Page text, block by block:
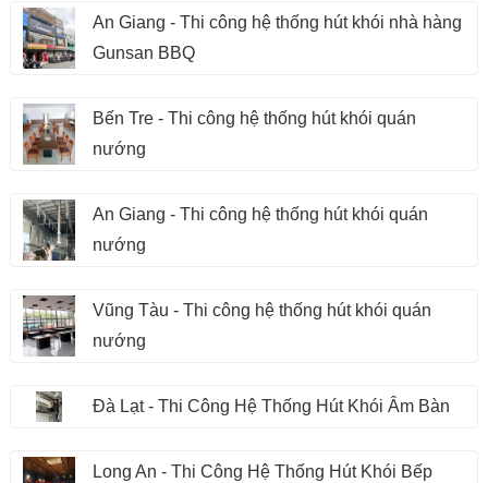
An Giang - Thi công hệ thống hút khói nhà hàng
Gunsan BBQ
Bến Tre - Thi công hệ thống hút khói quán
nướng
An Giang - Thi công hệ thống hút khói quán
nướng
Vũng Tàu - Thi công hệ thống hút khói quán
nướng
Đà Lạt - Thi Công Hệ Thống Hút Khói Âm Bàn
Long An - Thi Công Hệ Thống Hút Khói Bếp